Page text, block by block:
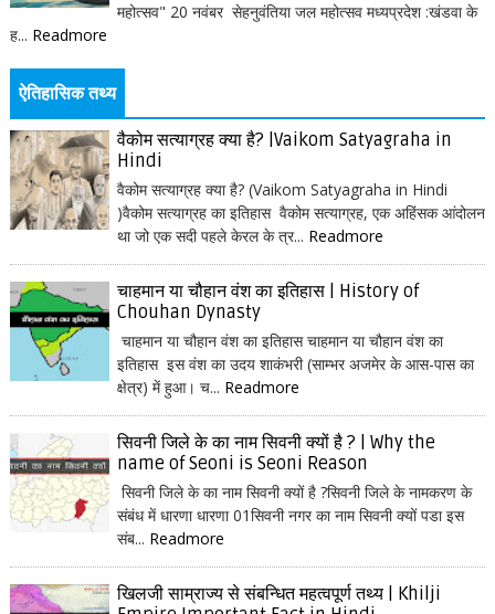
महोत्सव" 20 नवंबर सेहनुवंतिया जल महोत्सव मध्यप्रदेश :खंडवा के
ह... Readmore
ऐतिहासिक तथ्य
वैकोम सत्याग्रह क्या है? |Vaikom Satyagraha in
Hindi
वैकोम सत्याग्रह क्या है? (Vaikom Satyagraha in Hindi
)वैकोम सत्याग्रह का इतिहास वैकोम सत्याग्रह, एक अहिंसक आंदोलन
था जो एक सदी पहले केरल के त्र... Readmore
चाहमान या चौहान वंश का इतिहास | History of
Chouhan Dynasty
चाहमान या चौहान वंश का इतिहास चाहमान या चौहान वंश का
इतिहास इस वंश का उदय शाकंभरी (साम्भर अजमेर के आस-पास का
क्षेत्र) में हुआ। च... Readmore
सिवनी जिले के का नाम सिवनी क्यों है ? | Why the
name of Seoni is Seoni Reason
सिवनी जिले के का नाम सिवनी क्यों है ?सिवनी जिले के नामकरण के
संबंध में धारणा धारणा 01सिवनी नगर का नाम सिवनी क्यों पडा इस
संब... Readmore
खिलजी साम्राज्य से संबन्धित महत्वपूर्ण तथ्य | Khilji